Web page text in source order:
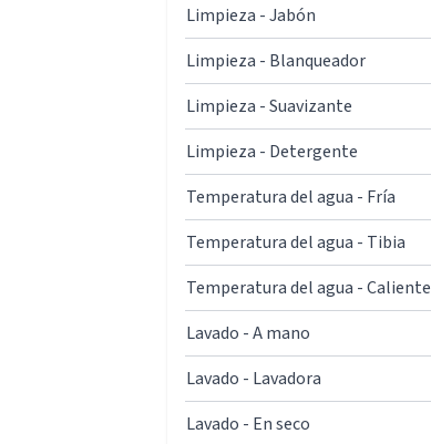
Limpieza - Jabón
Limpieza - Blanqueador
Limpieza - Suavizante
Limpieza - Detergente
Temperatura del agua - Fría
Temperatura del agua - Tibia
Temperatura del agua - Caliente
Lavado - A mano
Lavado - Lavadora
Lavado - En seco